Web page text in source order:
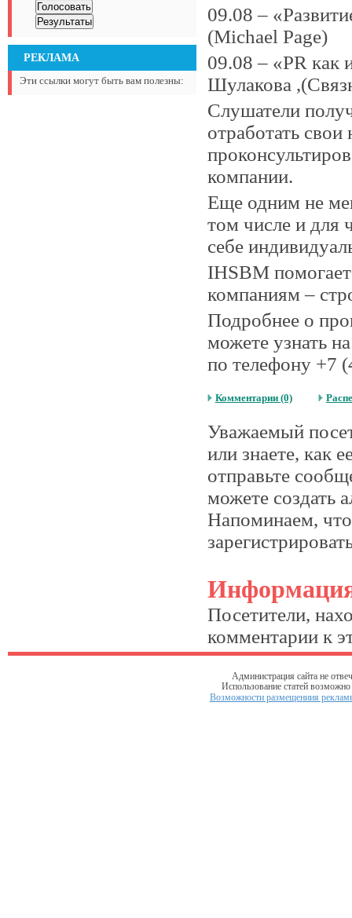
РЕКЛАМА
Эти ссылки могут быть вам полезны:
09.08 –
(Michael Page)
09.08 – «PR как
Шулакова
Слушатели
отработать
компании.
Еще одним не
том числе и для
себе
IHSBM
компаниям –
Подробнее о
можете узнать
по телефону +7
Комментарии (0)
Уважаемый
или знаете, как
отправьте
можете создать
Напоминаем,
Посетители,
комментарии к
Администрация сайта не
Использование статей
Возможности размещениия